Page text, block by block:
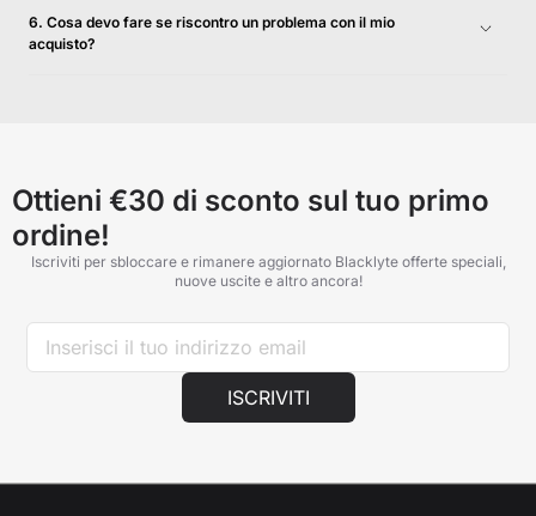
informazioni, consulta la nostra Politica di restituzione e
rimborso.
tramite DHL e GLS. Riceverai un'e-mail con un numero di
tracciamento quando il tuo ordine verrà spedito, così potrai
6. Cosa devo fare se riscontro un problema con il mio
acquisto?
Ottieni €30 di sconto sul tuo primo
ordine!
Iscriviti per sbloccare e rimanere aggiornato Blacklyte offerte speciali,
nuove uscite e altro ancora!
ISCRIVITI